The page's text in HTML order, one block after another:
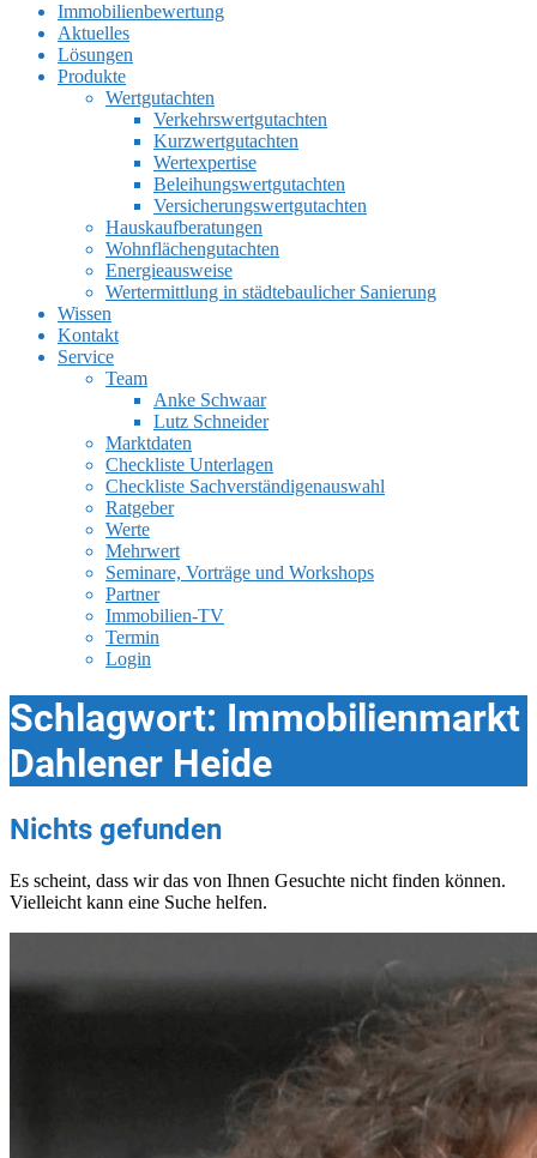
Immobilienbewertung
Aktuelles
Lösungen
Produkte
Wertgutachten
Verkehrswertgutachten
Kurzwertgutachten
Wertexpertise
Beleihungswertgutachten
Versicherungswertgutachten
Hauskaufberatungen
Wohnflächengutachten
Energieausweise
Wertermittlung in städtebaulicher Sanierung
Wissen
Kontakt
Service
Team
Anke Schwaar
Lutz Schneider
Marktdaten
Checkliste Unterlagen
Checkliste Sachverständigenauswahl
Ratgeber
Werte
Mehrwert
Seminare, Vorträge und Workshops
Partner
Immobilien-TV
Termin
Login
Schlagwort: Immobilienmarkt
Dahlener Heide
Nichts gefunden
Es scheint, dass wir das von Ihnen Gesuchte nicht finden können.
Vielleicht kann eine Suche helfen.